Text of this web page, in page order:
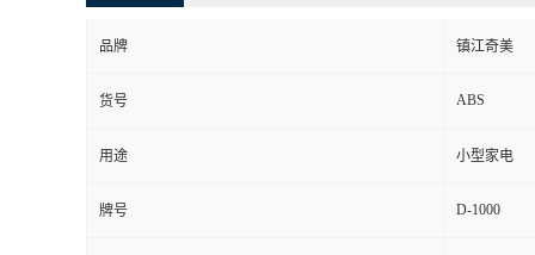
品牌 镇江奇美
货号 ABS
用途 小型家电
牌号 D-1000